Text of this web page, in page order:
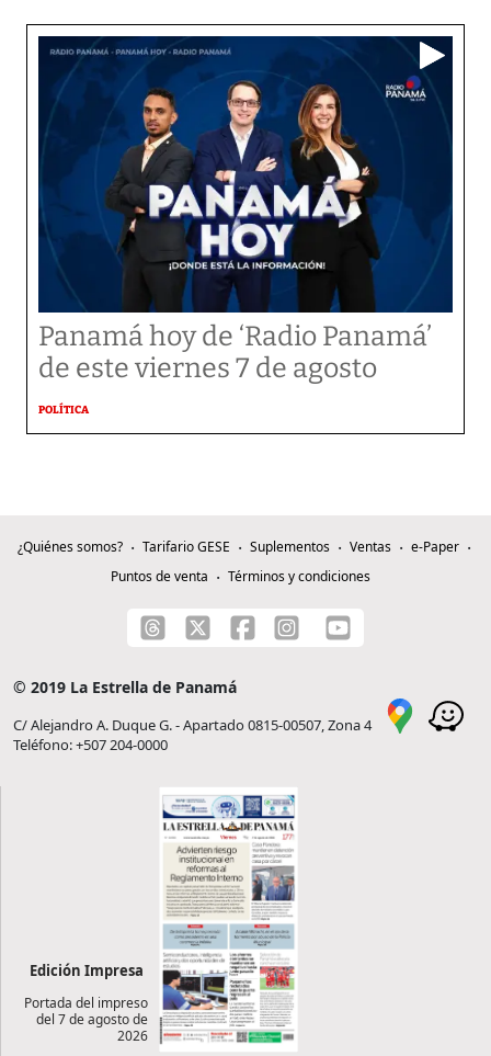
Panamá hoy de ‘Radio Panamá’
de este viernes 7 de agosto
POLÍTICA
¿Quiénes somos? Tarifario GESE Suplementos Ventas
e-Paper
Puntos de venta
Términos y condiciones
© 2019 La Estrella de Panamá
C/ Alejandro A. Duque G. - Apartado 0815-00507, Zona 4
Teléfono: +507 204-0000
Edición Impresa
Portada del impreso
del 7 de agosto de
2026